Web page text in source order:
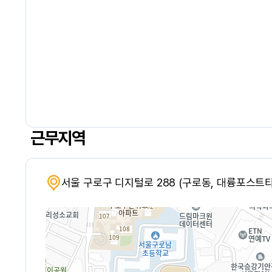
근무지역
서울 구로구 디지털로 288 (구로동, 대륭포스트